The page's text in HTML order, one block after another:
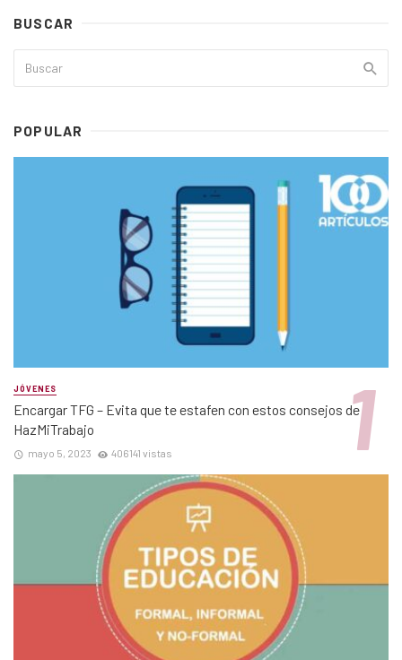
BUSCAR
POPULAR
JÓVENES
Encargar TFG – Evita que te estafen con estos consejos de
HazMiTrabajo
mayo 5, 2023 406141 vistas